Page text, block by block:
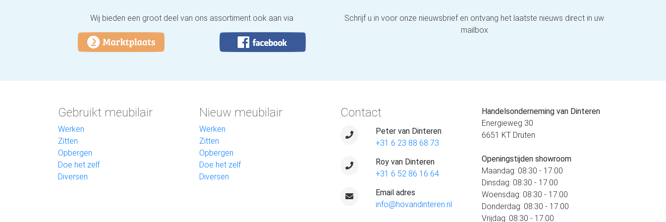
Wij bieden een groot deel van ons assortiment ook aan via
Schrijf u in voor onze nieuwsbrief en ontvang het laatste nieuws direct in uw
mailbox
Gebruikt meubilair
Werken
Zitten
Opbergen
Doe het zelf
Diversen
Nieuw meubilair
Werken
Zitten
Opbergen
Doe het zelf
Diversen
Contact
Peter van Dinteren
+31 6 23 88 68 73
Roy van Dinteren
+31 6 52 86 16 64
Email adres
info@hovandinteren.nl
Handelsonderneming van Dinteren
Energieweg 30
6651 KT Druten
Openingstijden showroom
Maandag: 08:30 - 17:00
Dinsdag: 08:30 - 17:00
Woensdag: 08:30 - 17:00
Donderdag: 08:30 - 17:00
Vrijdag: 08:30 - 17:00